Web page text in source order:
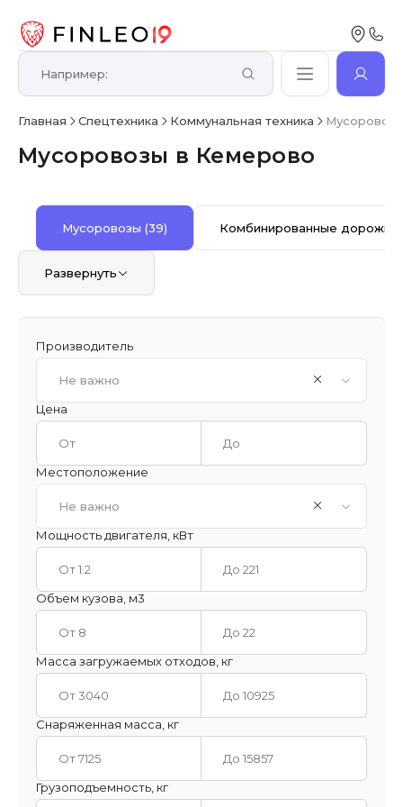
Главная Спецтехника Коммунальная техника
Мусоровозы в Кемерово
Мусоровозы(39) Комбинированные
Развернуть
Производитель
Не важно
Цена
Местоположение
Не важно
Мощность двигателя, кВт
Объем кузова, м3
Масса загружаемых отходов, кг
Снаряженная масса, кг
Грузоподъемность, кг